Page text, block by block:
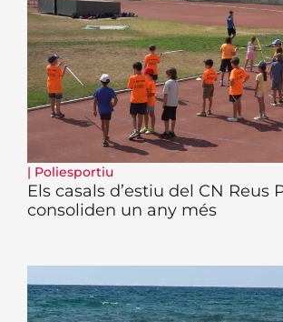
| Poliesportiu
Els casals d’estiu del CN Reus
consoliden un any més